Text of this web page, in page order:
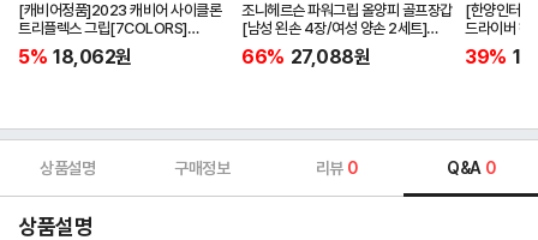
[캐비어정품]2023 캐비어 사이클론
트리플렉스 그립[7COLORS]
[라운드][39g/42g/46g/50g]
[R/S 토크]
5% 18,062원
조니헤르슨 파워그립 올양피 골프장갑
[남성 왼손 4장/여성 양손 2세트]
[화이트][케이스포함]
66% 27,088원
[한양인터
드라이버 헤
[HD-302]
39%
상품설명 구매정보 리뷰 0 Q&A 0
상품설명